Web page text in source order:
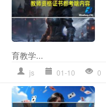
育教学...
js 01-10 0